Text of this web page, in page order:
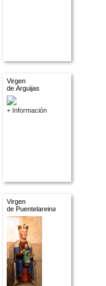
Virgen
de Arguijas
+ Información
Virgen
de Puentelareina